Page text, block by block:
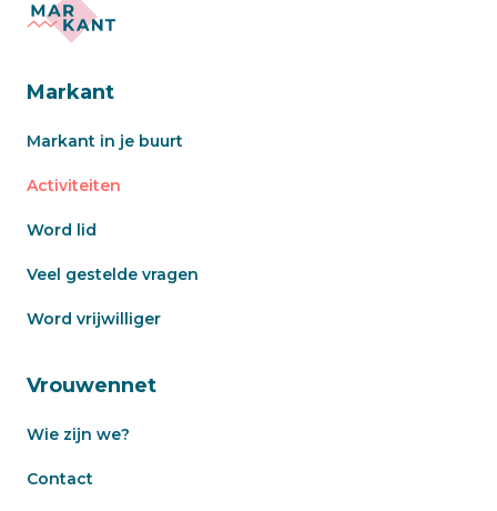
Markant
Markant in je buurt
Activiteiten
Word lid
Veel gestelde vragen
Word vrijwilliger
Vrouwennet
Wie zijn we?
Contact